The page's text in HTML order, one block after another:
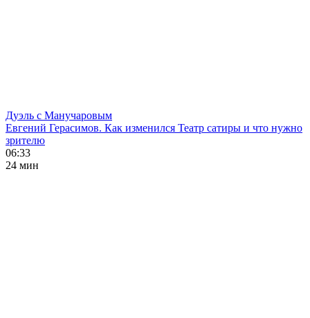
Дуэль с Манучаровым
Евгений Герасимов. Как изменился Театр сатиры и что нужно
зрителю
06:33
24 мин